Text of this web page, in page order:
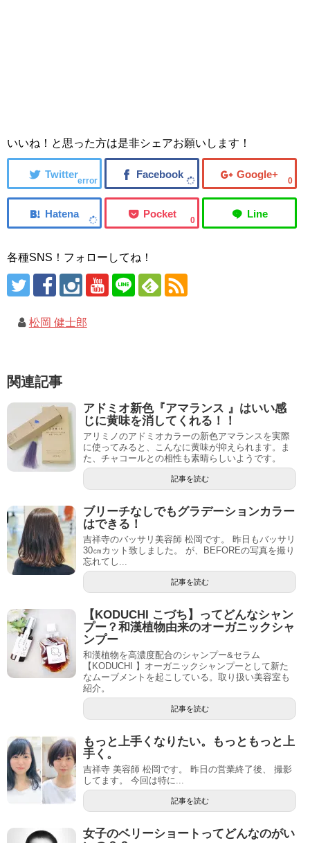
いいね！と思った方は是非シェアお願いします！
error 0
0
各種SNS！フォローしてね！
松岡 健士郎
関連記事
アドミオ新色『アマランス 』はいい感
じに黄味を消してくれる！！
アリミノのアドミオカラーの新色アマランスを実際
に使ってみると、こんなに黄味が抑えられます。ま
た、チャコールとの相性も素晴らしいようです。
記事を読む
ブリーチなしでもグラデーションカラー
はできる！
吉祥寺のバッサリ美容師 松岡です。 昨日もバッサリ
30㎝カット致しました。 が、BEFOREの写真を撮り
忘れてし...
記事を読む
【KODUCHI こづち】ってどんなシャン
プー？和漢植物由来のオーガニックシャ
ンプー
和漢植物を高濃度配合のシャンプー&セラム
【KODUCHI 】オーガニックシャンプーとして新た
なムーブメントを起こしている。取り扱い美容室も
紹介。
記事を読む
もっと上手くなりたい。もっともっと上
手く。
吉祥寺 美容師 松岡です。 昨日の営業終了後、 撮影
してます。 今回は特に...
記事を読む
女子のベリーショートってどんなのがい